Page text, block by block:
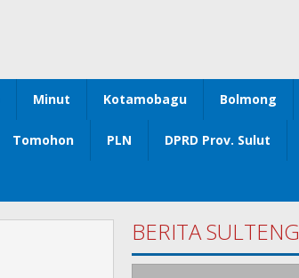
Minut Kotamobagu Bolmong
Tomohon PLN DPRD Prov. Sulut
BERITA SULTENG